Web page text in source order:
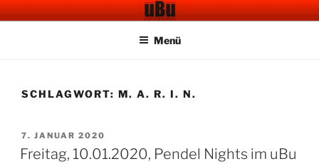
Zum
InhaltUBU CAFE BAR
Menü
SCHLAGWORT: M. A. R. I. N.
VERÖFFENTLICHT
AM
7. JANUAR 2020
Freitag, 10.01.2020, Pendel Nights im uBu